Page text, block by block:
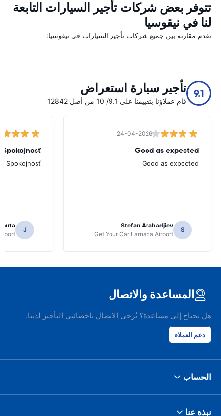
تتوفر بعض شركات تأجير السيارات التابعة
لنا في نيقوسيا
نقدم مقارنة بين جميع شركات تأجير السيارات في نيقوسيا:
9.1 تأجير سيارة استعراض
قام عملاؤنا بتقييمنا على 9.1/ 10 من أصل 12842
24-04-2026
Good as expected
Good as expected
S
Stefan Arabadjiev
Get Your Car Larnaca Airport
Spokojnosť
Spokojnosť
J
المساعدة والاتصال
هل تحتاج إلى مساعدة؟ يُرجى الاتصال بأخصائيي التأجير لدينا.
دعم العملاء
الحساب
نبذة عنا